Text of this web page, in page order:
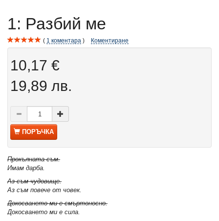
1: Разбий ме
1 коментара Коментиране
10,17 €
19,89 лв.
ПОРЪЧКА
Прокълната съм.
Имам дарба.
Аз съм чудовище.
Аз съм повече от човек.
Докосването ми е смъртоносно.
Докосването ми е сила.